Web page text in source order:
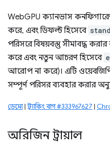
WebGPU ক্যানভাস
করে, এবং ডিফল্ট হিসেবে
পরিসরে বিষয়বস্তু সীমাবদ্ধ
করে এবং নতুন আচরণ হিসেবে
আরোপ না করে)। এটি
সম্পূর্ণ পরিসর ব্যবহার করার
ডেমো| ট্র্যাকিং বাগ #333967627 |
অরিজিন ট্রায়াল